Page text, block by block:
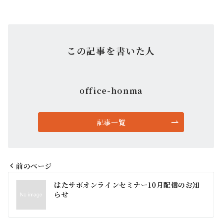
この記事を書いた人
office-honma
記事一覧
投
稿
前のページ
はたサポオンラインセミナー10月配信のお知
らせ